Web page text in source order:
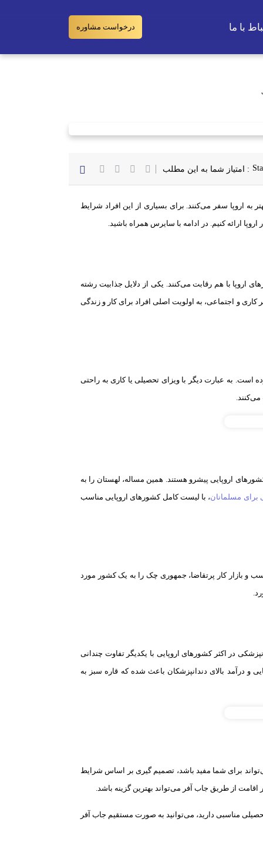
با‌ ما درخواست مشاوره
: امتیاز شما به این مطلب
به اروپا سفر می‌کنند. برای بسیاری از این افراد شرایط
ارائه کنیم. در ادامه با سایرس همراه باشید.
با هم رقابت می‌کنند. یکی از دلایل جذابیت رشته
کاری و اجتماعی، به اولویت اصلی افراد برای کار و زندگی
است. به عبارت دیگر با ویزای تحصیلی یا کاری به راحتی
اروپایی پیشرو هستند. همین مساله، لهستان را به
برای مسلمانان، با لیست کامل کشورهای اروپایی مناسب
و بازار کار پرتقاضا، جمهوری چک را به یک کشور مورد
در اکثر کشورهای اروپایی با یکدیگر تفاوت چندانی
و درآمد بالای دندانپزشکان باعث شده که قاره سبز به
برای شما مفید باشد، تصمیم گیری بر اساس شرایط
از طریق جاب آفر می‌تواند بهترین گزینه باشد.
مناسبی دارید، می‌توانید به صورت مستقیم جاب آفر